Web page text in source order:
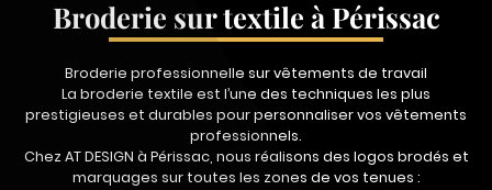
Broderie sur textile à Périssac
Broderie professionnelle sur vêtements de travail
La broderie textile est l’une des techniques les plus
prestigieuses et durables pour personnaliser vos vêtements
professionnels.
Chez AT DESIGN à Périssac, nous réalisons des logos brodés et
marquages sur toutes les zones de vos tenues :